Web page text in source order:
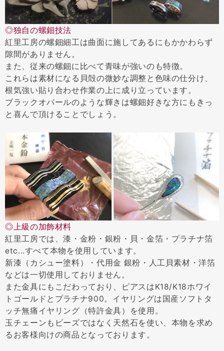
◎独自の螺鈿技法
紅里工房の螺鈿細工は曲面に施してあるにもかかわらず
隙間がありません。
また、従来の螺鈿に比べて青味が強いのも特徴。
これらは素材になる貝殻の微妙な調整と色味の仕分け、
根気強い貼り合わせ作業の上に成り立っています。
ブラックオパールのような輝きは螺鈿好きな方にもきっ
と喜んで頂けることでしょう。
◎上級の加飾材料
紅里工房では、漆・金粉・銀粉・貝・金箔・プラチナ箔
etc...すべて本物を使用しています。
新漆（カシュー塗料）・代用金 銀粉・人工貝素材・洋箔
などは一切使用しておりません。
また金具にもこだわっており、ピアスはK18/K18ホワイ
トゴールドとプラチナ900。イヤリングは国産ソフトタ
ッチ無痛イヤリング（特許金具）を使用。
玉チェーンもビーズではなく天然石を使い、本物を求め
るお客様向けの商品となっております。